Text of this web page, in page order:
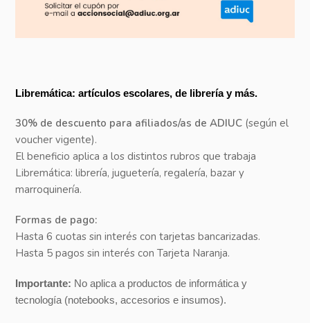
Libremática: artículos escolares, de librería y más.
30% de descuento para afiliados/as de ADIUC (según el
voucher vigente).
El beneficio aplica a los distintos rubros que trabaja
Libremática: librería, juguetería, regalería, bazar y
marroquinería.
Formas de pago:
Hasta 6 cuotas sin interés con tarjetas bancarizadas.
Hasta 5 pagos sin interés con Tarjeta Naranja.
Importante: No aplica a productos de informática y
tecnología (notebooks, accesorios e insumos).